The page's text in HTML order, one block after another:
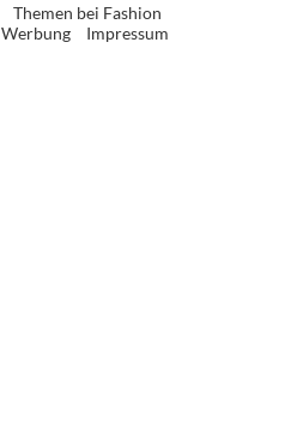
Themen bei Fashion
Werbung
Impressum